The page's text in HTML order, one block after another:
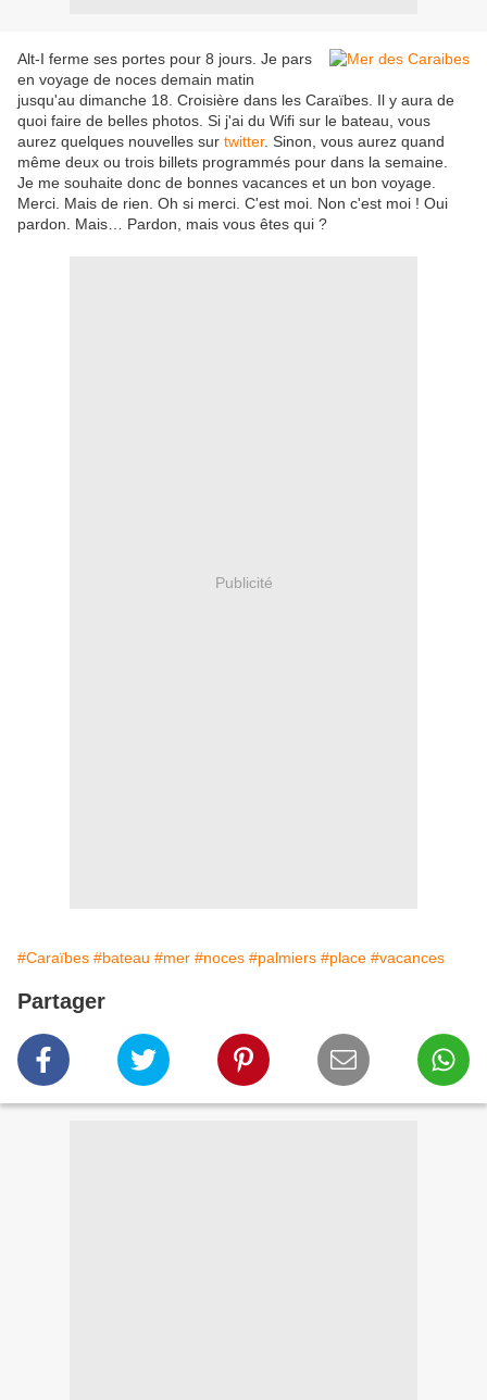
Alt-I ferme ses portes pour 8 jours. Je pars
en voyage de noces demain matin
jusqu'au dimanche 18. Croisière dans les Caraïbes. Il y aura de
quoi faire de belles photos. Si j'ai du Wifi sur le bateau, vous
aurez quelques nouvelles sur twitter. Sinon, vous aurez quand
même deux ou trois billets programmés pour dans la semaine.
Je me souhaite donc de bonnes vacances et un bon voyage.
Merci. Mais de rien. Oh si merci. C'est moi. Non c'est moi ! Oui
pardon. Mais… Pardon, mais vous êtes qui ?
Publicité
#Caraïbes #bateau #mer #noces #palmiers #place #vacances
Partager